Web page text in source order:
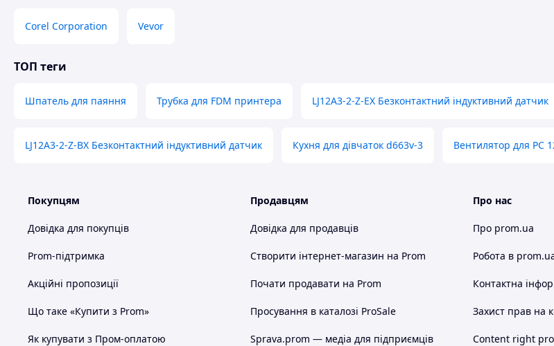
Corel Corporation Vevor
ТОП теги
Шпатель для паяння Трубка для FDM принтера LJ12A3-2-Z-EX Безконтактний індуктивний датчик
LJ12A3-2-Z-BX Безконтактний індуктивний датчик Кухня для дівчаток d663v-3 Вентилятор для PC
Покупцям
Довідка для покупців
Prom-підтримка
Акційні пропозиції
Що таке «Купити з Prom»
Як купувати з Пром-оплатою
Продавцям
Довідка для продавців
Створити інтернет-магазин на Prom
Почати продавати на Prom
Просування в каталозі ProSale
Sprava.prom — медіа для підприємців
Про нас
Про prom.ua
Робота в
Контактна
Захист прав на
Content right